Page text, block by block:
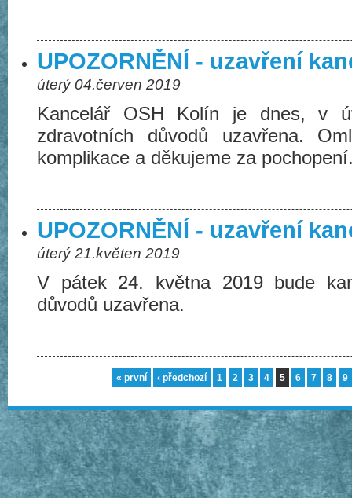
UPOZORNĚNÍ - uzavření
úterý 04.červen 2019
Kancelář OSH Kolín je dnes, v
zdravotních důvodů uzavřena.
komplikace a děkujeme za
UPOZORNĚNÍ - uzavření
úterý 21.květen 2019
V pátek 24. května 2019 bude
důvodů uzavřena.
« první ‹ předchozí 1 2 3 4 5 6 7 8 9